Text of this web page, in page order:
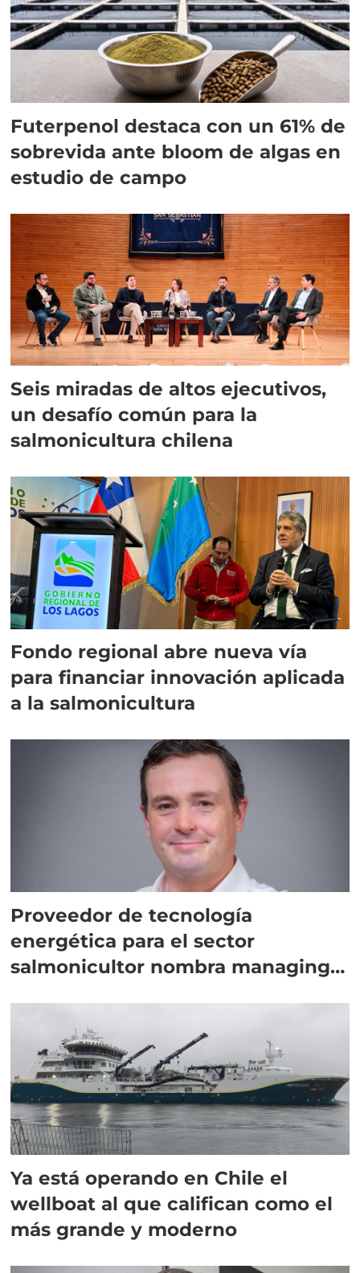
Futerpenol destaca con un 61% de
sobrevida ante bloom de algas en
estudio de campo
Seis miradas de altos ejecutivos,
un desafío común para la
salmonicultura chilena
Fondo regional abre nueva vía
para financiar innovación aplicada
a la salmonicultura
Proveedor de tecnología
energética para el sector
salmonicultor nombra managing
Ya está operando en Chile el
wellboat al que califican como el
más grande y moderno